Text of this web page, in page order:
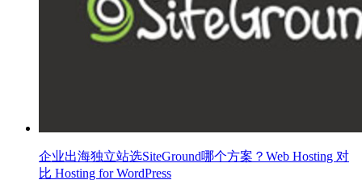
企业出海独立站选SiteGround哪个方案？Web Hosting 对
比 Hosting for WordPress